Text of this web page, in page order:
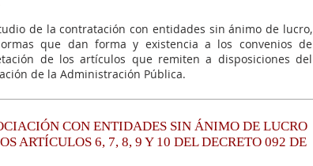
de la contratación con entidades sin ánimo de lucro,
que dan forma y existencia a los convenios de
de los artículos que remiten a disposiciones del
de la Administración Pública.
CON ENTIDADES SIN ÁNIMO DE LUCRO
ARTÍCULOS 6, 7, 8, 9 Y 10 DEL DECRETO 092 DE